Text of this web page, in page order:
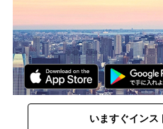
いますぐインス